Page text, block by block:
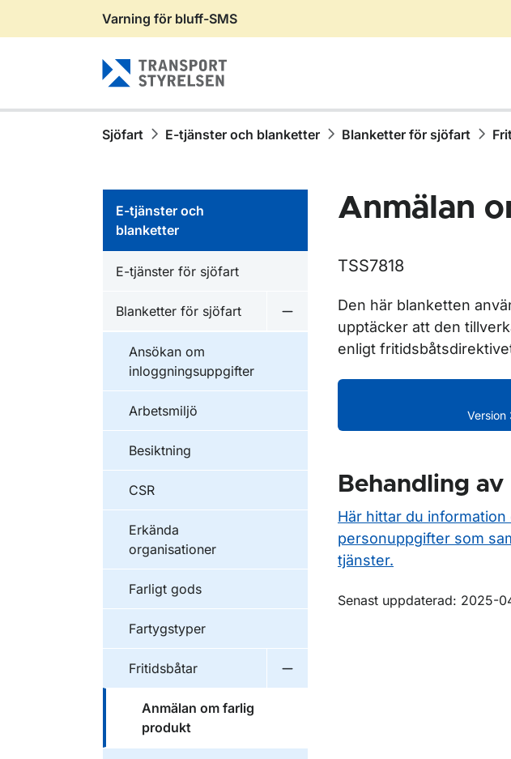
Gå till sidans innehåll
Varning för bluff-SMS
Sjöfart E-tjänster och blanketter Blanketter för sjöfart
E-tjänster och
blanketter
E-tjänster för sjöfart
Blanketter för sjöfart
Undermeny för Blanketter för sjöfart
Ansökan om
inloggningsuppgifter
Arbetsmiljö
Besiktning
CSR
Erkända
organisationer
Farligt gods
Fartygstyper
Fritidsbåtar
Anmälan om farlig
produkt
Anmälan
TSS7818
Den här blanketten
upptäcker att den
enligt
Version
Behandling
Här hittar du
personuppgifter som
tjänster.
Om sidan
Senast uppdaterad: 2025-